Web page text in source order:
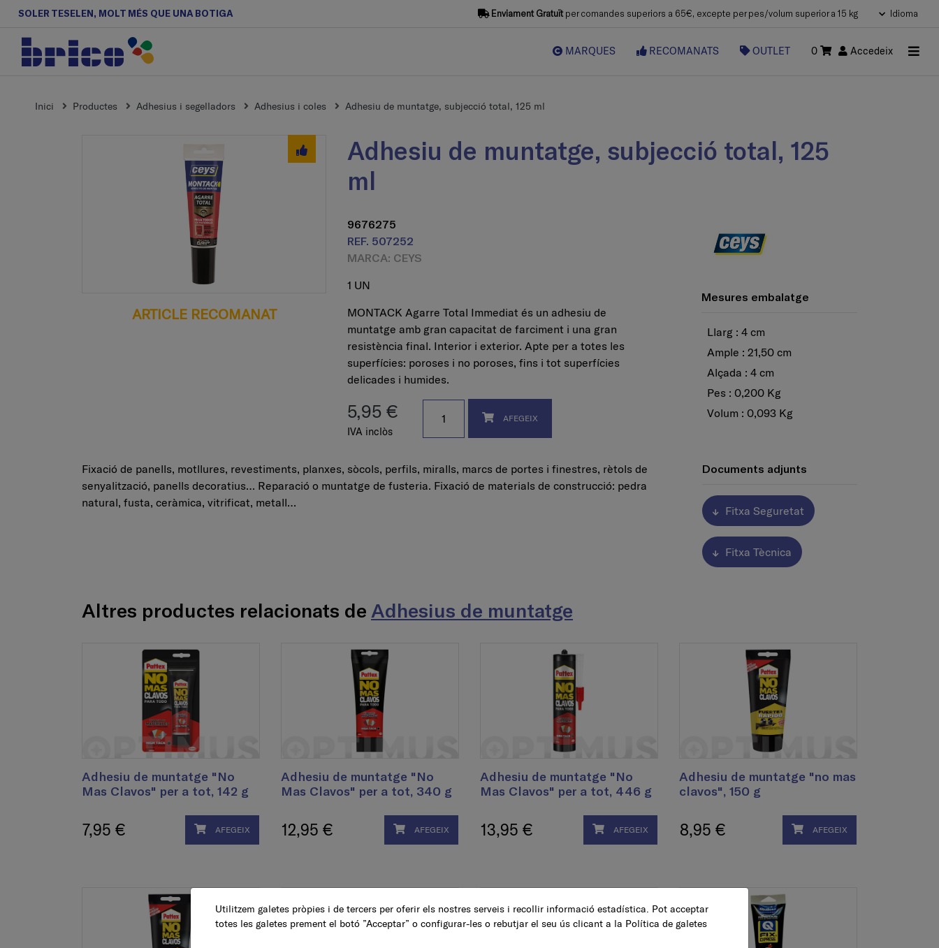
SOLER TESELEN, MOLT MÉS QUE UNA BOTIGA Enviament Gratuïtper comandes superiors a 65€, excepte per pes/volum superior a 15 kg Idioma
MARQUES RECOMANATS OUTLET 0 Accedeix
Inici Productes Adhesius i segelladors Adhesius i coles Adhesiu de muntatge, subjecció total, 125 ml
ARTICLE RECOMANAT
Adhesiu de muntatge, subjecció total, 125
ml
9676275
REF. 507252
MARCA: CEYS
1 UN
MONTACK Agarre Total Immediat és un adhesiu de
muntatge amb gran capacitat de farciment i una gran
resistència final. Interior i exterior. Apte per a totes les
superfícies: poroses i no poroses, fins i tot superfícies
delicades i humides.
5,95 €
IVA inclòs
AFEGEIX
Mesures embalatge
Llarg : 4 cm
Ample : 21,50 cm
Alçada : 4 cm
Pes : 0,200 Kg
Volum : 0,093 Kg
Fixació de panells, motllures, revestiments, planxes, sòcols, perfils, miralls, marcs de portes i finestres, rètols de
senyalització, panells decoratius… Reparació o muntatge de fusteria. Fixació de materials de construcció: pedra
natural, fusta, ceràmica, vitrificat, metall…
Documents adjunts
Fitxa Seguretat
Fitxa Tècnica
Altres productes relacionats de Adhesius de muntatge
Adhesiu de muntatge "No
Mas Clavos" per a tot, 142 g
7,95 € AFEGEIX
Adhesiu de muntatge "No
Mas Clavos" per a tot, 340 g
12,95 € AFEGEIX
Adhesiu de muntatge "No
Mas Clavos" per a tot, 446 g
13,95 € AFEGEIX
Adhesiu de muntatge "no mas
clavos", 150 g
8,95 € AFEGEIX
Utilitzem galetes pròpies i de tercers per oferir els nostres serveis i recollir informació estadística. Pot acceptar
totes les galetes prement el botó ”Acceptar” o configurar-les o rebutjar el seu ús clicant a la Política de galetes